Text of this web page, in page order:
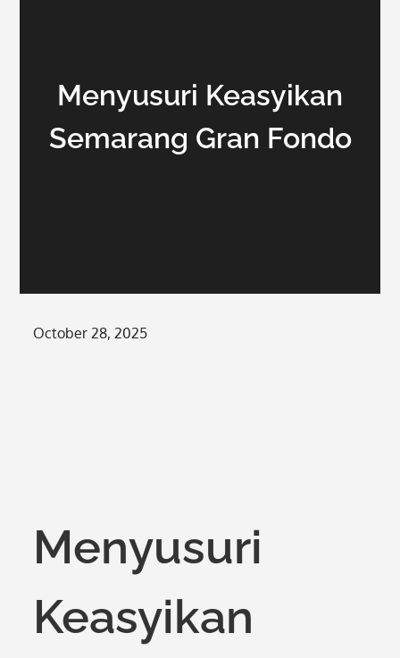
Menyusuri Keasyikan
Semarang Gran Fondo
Posted
October 28, 2025
Menyusuri
Keasyikan